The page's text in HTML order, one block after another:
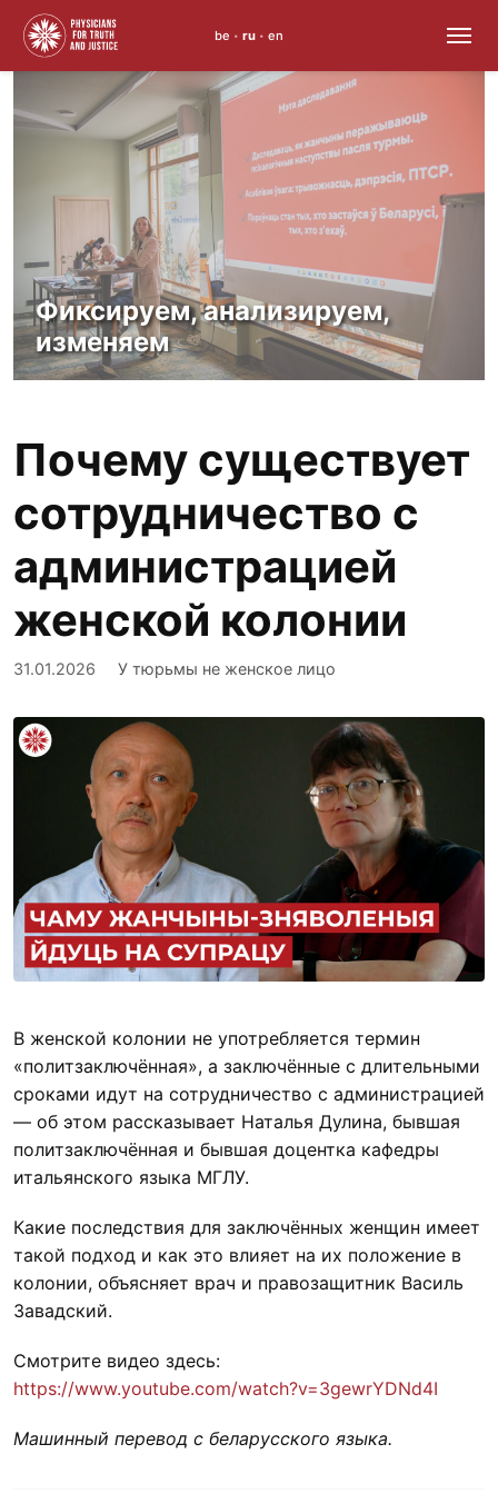
to
content
be • ru • en
Фиксируем, анализируем,
изменяем
Почему существует
сотрудничество с
администрацией
женской колонии
31.01.2026 У тюрьмы не женское лицо
В женской колонии не употребляется термин
«политзаключённая», а заключённые с длительными
сроками идут на сотрудничество с администрацией
— об этом рассказывает Наталья Дулина, бывшая
политзаключённая и бывшая доцентка кафедры
итальянского языка МГЛУ.
Какие последствия для заключённых женщин имеет
такой подход и как это влияет на их положение в
колонии, объясняет врач и правозащитник Василь
Завадский.
Смотрите видео здесь:
https://www.youtube.com/watch?v=3gewrYDNd4I
Машинный перевод с беларусского языка.